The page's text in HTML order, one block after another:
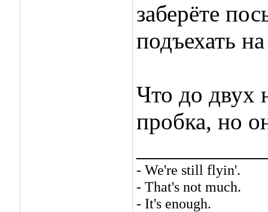
заберёте
подъехать
Что до двух
пробка, но
- We're still flyin'.
- That's not much.
- It's enough.